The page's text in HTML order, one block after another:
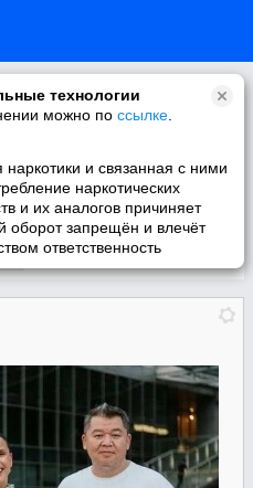
технологии
можно по ссылке
наркотики и связанная с ними
наркотических
и их аналогов причиняет
оборот запрещён и влечёт
ответственность
страны